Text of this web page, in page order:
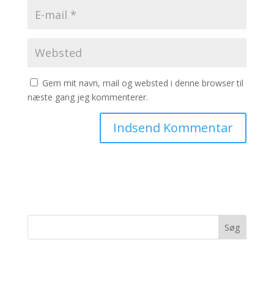
Gem mit navn, mail og websted i denne browser til
næste gang jeg kommenterer.